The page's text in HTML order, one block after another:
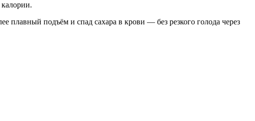
плавный подъём и спад сахара в крови — без резкого голода через